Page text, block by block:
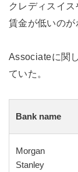
クレディスイ
賃金が低いのが
Associateに関
ていた。
Bank name
Morgan
Stanley